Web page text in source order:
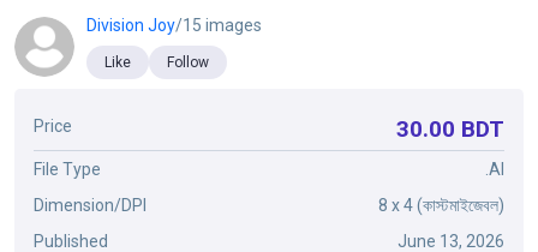
Division Joy/15 images
Like Follow
Price 30.00 BDT
File Type
.AI
Dimension/DPI
8 x 4 (কাস্টমাইজেবল)
Published
June 13, 2026